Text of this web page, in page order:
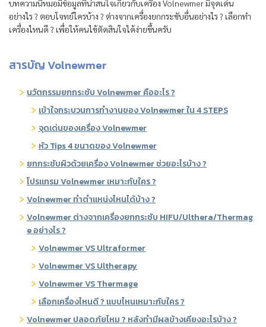
บทความนี้หมอมีข้อมูลที่น่าสนใจเกี่ยวกับเครื่อง Volnewmer มีจุดเด่น
อย่างไร ? ตอบโจทย์ใครบ้าง ? ต่างจากเครื่องยกกระชับอื่นอย่างไร ? เลือกทำ
เครื่องไหนดี ? เพื่อให้คนไข้ตัดสินใจได้ง่ายขึ้นครับ
สารบัญ Volnewmer
นวัตกรรมยกกระชับ Volnewmer คืออะไร ?
เข้าใจกระบวนการทำงานของ Volnewmer ใน 4 STEPS
จุดเด่นของเครื่อง Volnewmer
หัว Tips 4 ขนาดของ Volnewmer
ยกกระชับผิวด้วยเครื่อง Volnewmer ช่วยอะไรบ้าง ?
โปรแกรม Volnewmer เหมาะกับใคร ?
Volnewmer ทำตำแหน่งไหนได้บ้าง ?
Volnewmer ต่างจากเครื่องยกกระชับ HIFU/Ulthera/Thermag
e อย่างไร ?
Volnewmer VS Ultraformer
Volnewmer VS Ultherapy
Volnewmer VS Thermage
เลือกเครื่องไหนดี ? แบบไหนเหมาะกับใคร ?
Volnewmer ปลอดภัยไหม ? หลังทำมีผลข้างเคียงอะไรบ้าง ?